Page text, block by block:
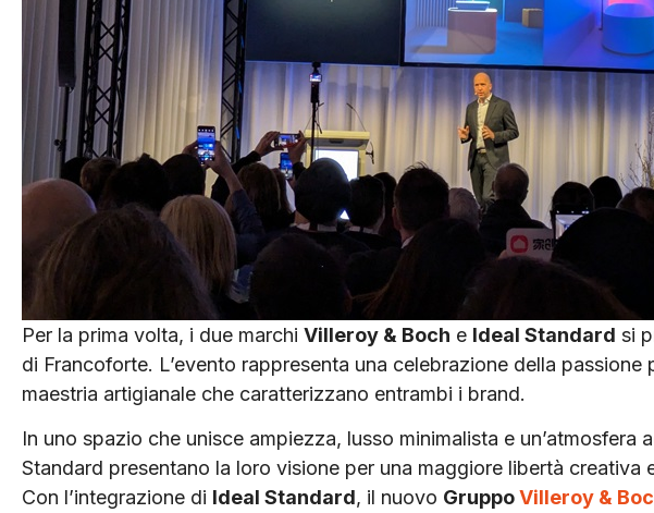
Per la prima volta, i due marchi Villeroy & Boch e Ideal Standard si
di Francoforte. L’evento rappresenta una celebrazione della passione
maestria artigianale che caratterizzano entrambi i brand.
In uno spazio che unisce ampiezza, lusso minimalista e un’atmosfera
Standard presentano la loro visione per una maggiore libertà creativa
Con l’integrazione di Ideal Standard, il nuovo GruppoVilleroy &